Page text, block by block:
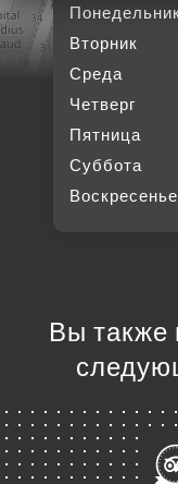
Вторник
Среда
Четверг
Пятница
Суббота
Воскресенье
Вы также